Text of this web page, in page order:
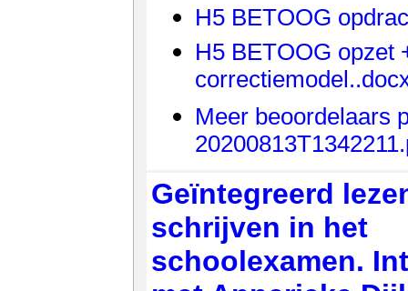
H5 BETOOG
H5 BETOOG opzet
Meer beoordelaars
Geïntegreerd
schrijven in het
schoolexamen.